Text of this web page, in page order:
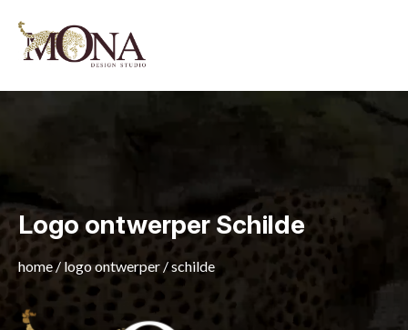
Logo ontwerper Schilde
home /logo ontwerper /schilde